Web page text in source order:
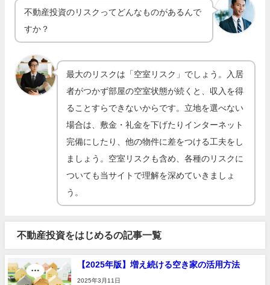
不動産投資のリスクってどんなものがあるんで
すか？
最大のリスクは「空室リスク」でしょう。入居
者がつかず部屋の空室状態が続くと、収入を得
ることすらできないからです。立地を選べない
場合は、敷金・礼金を下げたりインターネット
完備にしたり、他の物件に差をつける工夫をし
ましょう。空室リスクも含め、各種のリスクに
ついても当サイトで理解を深めていきましょ
う。
不動産投資をはじめるの記事一覧
【2025年版】増え続ける空き家の活用方法
2025年3月11日